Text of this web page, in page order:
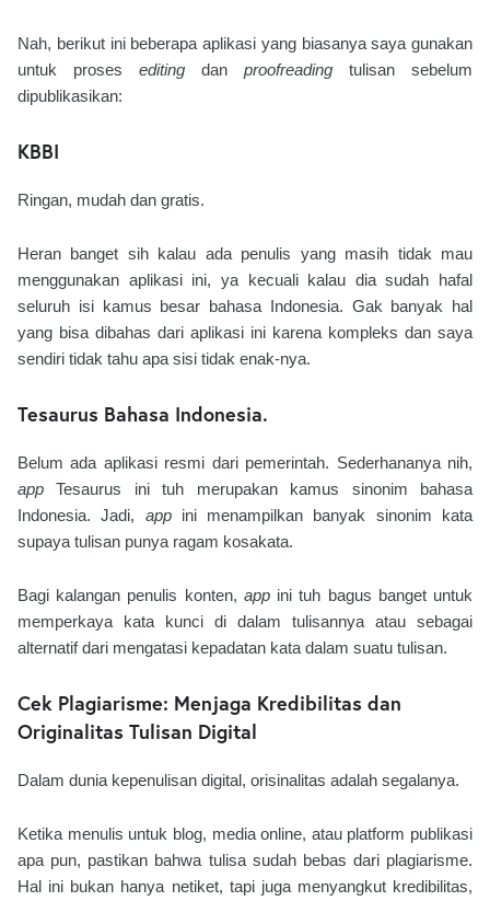
Nah, berikut ini beberapa aplikasi yang biasanya saya gunakan
untuk proses editing dan proofreading tulisan sebelum
dipublikasikan:
KBBI
Ringan, mudah dan gratis.
Heran banget sih kalau ada penulis yang masih tidak mau
menggunakan aplikasi ini, ya kecuali kalau dia sudah hafal
seluruh isi kamus besar bahasa Indonesia. Gak banyak hal
yang bisa dibahas dari aplikasi ini karena kompleks dan saya
sendiri tidak tahu apa sisi tidak enak-nya.
Tesaurus Bahasa Indonesia.
Belum ada aplikasi resmi dari pemerintah. Sederhananya nih,
app Tesaurus ini tuh merupakan kamus sinonim bahasa
Indonesia. Jadi, appini menampilkan banyak sinonim kata
supaya tulisan punya ragam kosakata.
Bagi kalangan penulis konten, appini tuh bagus banget untuk
memperkaya kata kunci di dalam tulisannya atau sebagai
alternatif dari mengatasi kepadatan kata dalam suatu tulisan.
Cek Plagiarisme: Menjaga Kredibilitas dan
Originalitas Tulisan Digital
Dalam dunia kepenulisan digital, orisinalitas adalah segalanya.
Ketika menulis untuk blog, media online, atau platform publikasi
apa pun, pastikan bahwa tulisa sudah bebas dari plagiarisme.
Hal ini bukan hanya netiket, tapi juga menyangkut kredibilitas,